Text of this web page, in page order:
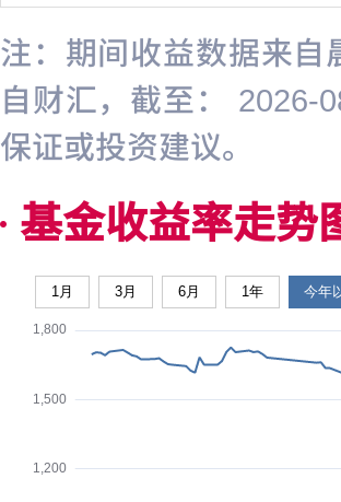
注：期间收益数据来自
自财汇，截至： 2026-
保证或投资建议。
基金收益率走势
1月 3月 6月 1年 今年